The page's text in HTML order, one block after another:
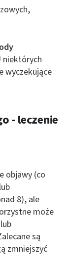
niektórych
wyczekujące
- leczenie
objawy (co
8), ale
może
są
zmniejszyć